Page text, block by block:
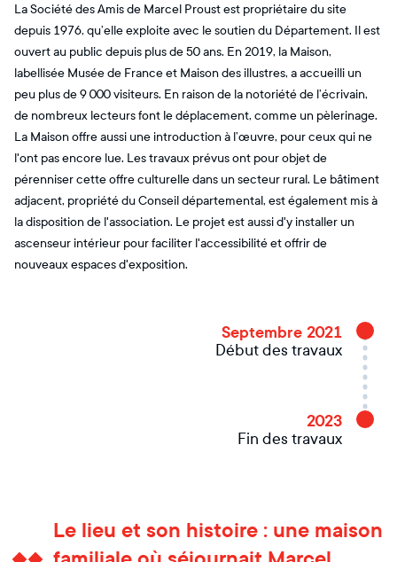
La Société des Amis de Marcel Proust est propriétaire du site
depuis 1976, qu’elle exploite avec le soutien du Département. Il est
ouvert au public depuis plus de 50 ans. En 2019, la Maison,
labellisée Musée de France et Maison des illustres, a accueilli un
peu plus de 9 000 visiteurs. En raison de la notoriété de l’écrivain,
de nombreux lecteurs font le déplacement, comme un pèlerinage.
La Maison offre aussi une introduction à l’œuvre, pour ceux qui ne
l'ont pas encore lue. Les travaux prévus ont pour objet de
pérenniser cette offre culturelle dans un secteur rural. Le bâtiment
adjacent, propriété du Conseil départemental, est également mis à
la disposition de l'association. Le projet est aussi d'y installer un
ascenseur intérieur pour faciliter l'accessibilité et offrir de
nouveaux espaces d'exposition.
Septembre 2021
Début des travaux
2023
Fin des travaux
Le lieu et son histoire : une maison